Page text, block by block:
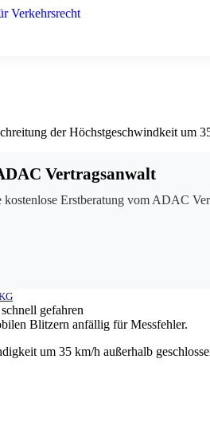
der Höchstgeschwindkeit um
Vertragsanwalt
Erstberatung vom ADAC
Blitzern anfällig für Messfehler.
um 35 km/h außerhalb